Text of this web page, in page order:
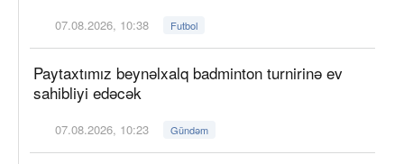
07.08.2026, 10:38 Futbol
Paytaxtımız beynəlxalq badminton turnirinə ev
sahibliyi edəcək
07.08.2026, 10:23 Gündəm